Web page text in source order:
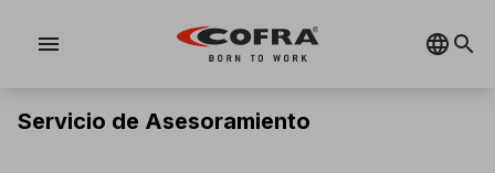
menu
Servicio de Asesoramiento